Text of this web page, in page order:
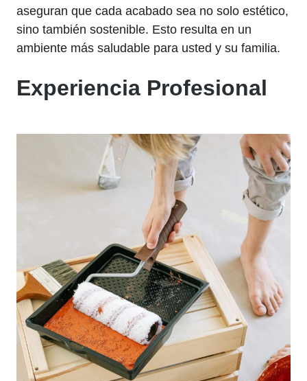
aseguran que cada acabado sea no solo estético,
sino también sostenible. Esto resulta en un
ambiente más saludable para usted y su familia.
Experiencia Profesional